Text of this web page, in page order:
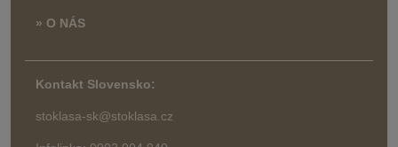
» O NÁS
Kontakt Slovensko:
stoklasa-sk@stoklasa.cz